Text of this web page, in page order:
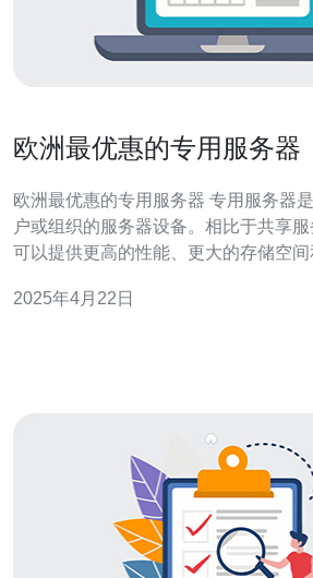
欧洲最优惠的专用服务器
欧洲最优惠的专用服务器 专用服务器是一种租用给单个用
户或组织的服务器设备。相比于共享
可以提供更高的性能、更大的存储空
本文将介绍欧洲最优惠的专用服务器供应商。 供
2025年4月22日